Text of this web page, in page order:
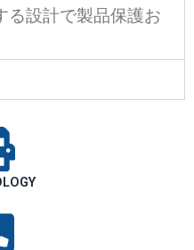
設計で製品保護お